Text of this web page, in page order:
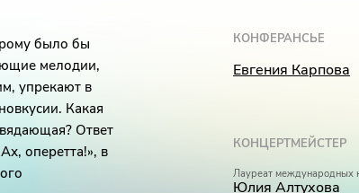
было бы
мелодии,
упрекают в
Какая
Ответ
оперетта!», в
КОНФЕРАНСЬЕ
Евгения Карпова
КОНЦЕРТМЕЙСТЕР
Лауреат международных
Юлия Алтухова